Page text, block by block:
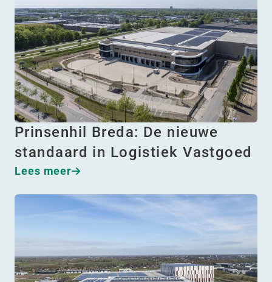
Prinsenhil Breda: De nieuwe
standaard in Logistiek Vastgoed
Lees meer